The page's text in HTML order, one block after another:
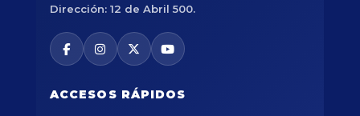
Dirección: 12 de Abril 500.
ACCESOS RÁPIDOS